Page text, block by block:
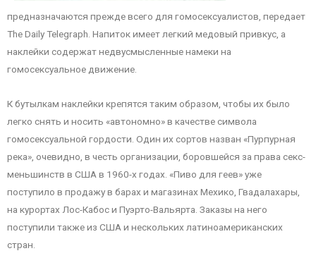
предназначаются прежде всего для гомосексуалистов, передает
The Daily Telegraph. Напиток имеет легкий медовый привкус, а
наклейки содержат недвусмысленные намеки на
гомосексуальное движение.
К бутылкам наклейки крепятся таким образом, чтобы их было
легко снять и носить «автономно» в качестве символа
гомосексуальной гордости. Один их сортов назван «Пурпурная
река», очевидно, в честь организации, боровшейся за права секс-
меньшинств в США в 1960-х годах. «Пиво для геев» уже
поступило в продажу в барах и магазинах Мехико, Гвадалахары,
на курортах Лос-Кабос и Пуэрто-Вальярта. Заказы на него
поступили также из США и нескольких латиноамериканских
стран.